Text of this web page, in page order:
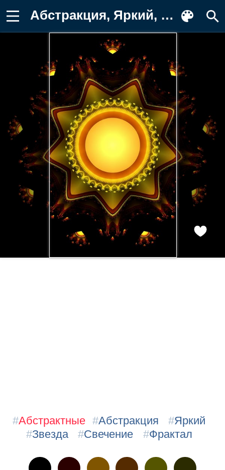
Абстракция, Яркий, Звезда, Свечение Обои на телефон
#Абстрактные #Абстракция #Яркий
#Звезда #Свечение #Фрактал